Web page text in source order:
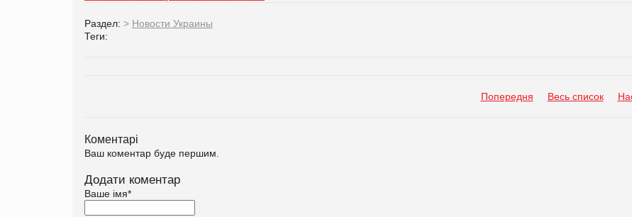
Раздел: > Новости Украины
Теги:
Попередня Весь список
Коментарі
Ваш коментар буде першим.
Додати коментар
Ваше імя*